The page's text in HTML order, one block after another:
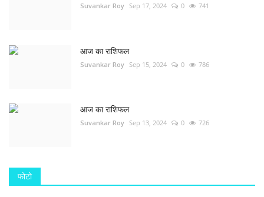
Suvankar Roy Sep 17, 2024 0 741
आज का राशिफल
Suvankar Roy Sep 15, 2024 0 786
आज का राशिफल
Suvankar Roy Sep 13, 2024 0 726
फोटो